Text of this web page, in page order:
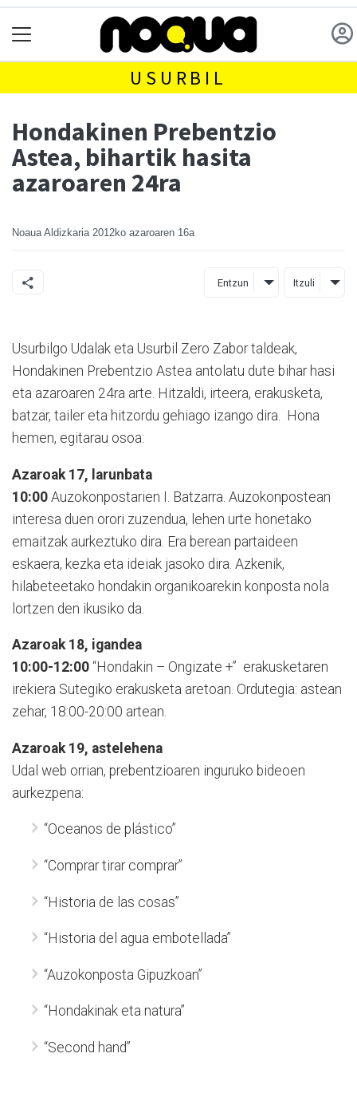
USURBIL
Hondakinen Prebentzio
Astea, bihartik hasita
azaroaren 24ra
Noaua Aldizkaria 2012ko azaroaren 16a
Entzun Itzuli
Usurbilgo Udalak eta Usurbil Zero Zabor taldeak,
Hondakinen Prebentzio Astea antolatu dute bihar hasi
eta azaroaren 24ra arte. Hitzaldi, irteera, erakusketa,
batzar, tailer eta hitzordu gehiago izango dira. Hona
hemen, egitarau osoa:
Azaroak 17, larunbata
10:00 Auzokonpostarien I. Batzarra. Auzokonpostean
interesa duen orori zuzendua, lehen urte honetako
emaitzak aurkeztuko dira. Era berean partaideen
eskaera, kezka eta ideiak jasoko dira. Azkenik,
hilabeteetako hondakin organikoarekin konposta nola
lortzen den ikusiko da.
Azaroak 18, igandea
10:00-12:00 “Hondakin – Ongizate +” erakusketaren
irekiera Sutegiko erakusketa aretoan. Ordutegia: astean
zehar, 18:00-20:00 artean.
Azaroak 19, astelehena
Udal web orrian, prebentzioaren inguruko bideoen
aurkezpena:
“Oceanos de plástico”
“Comprar tirar comprar”
“Historia de las cosas”
“Historia del agua embotellada”
“Auzokonposta Gipuzkoan”
“Hondakinak eta natura”
“Second hand”